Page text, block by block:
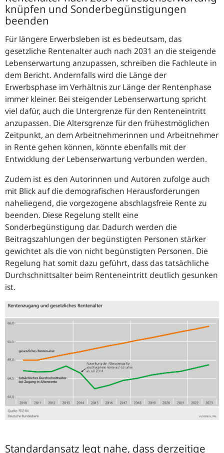
knüpfen und Sonderbegünstigungen
beenden
Für längere Erwerbsleben ist es bedeutsam, das
gesetzliche Rentenalter auch nach 2031 an die steigende
Lebenserwartung anzupassen, schreiben die Fachleute in
dem Bericht. Andernfalls wird die Länge der
Erwerbsphase im Verhältnis zur Länge der Rentenphase
immer kleiner. Bei steigender Lebenserwartung spricht
viel dafür, auch die Untergrenze für den Renteneintritt
anzupassen. Die Altersgrenze für den frühestmöglichen
Zeitpunkt, an dem Arbeitnehmerinnen und Arbeitnehmer
in Rente gehen können, könnte ebenfalls mit der
Entwicklung der Lebenserwartung verbunden werden.
Zudem ist es den Autorinnen und Autoren zufolge auch
mit Blick auf die demografischen Herausforderungen
naheliegend, die vorgezogene abschlagsfreie Rente zu
beenden. Diese Regelung stellt eine
Sonderbegünstigung dar. Dadurch werden die
Beitragszahlungen der begünstigten Personen stärker
gewichtet als die von nicht begünstigten Personen. Die
Regelung hat somit dazu geführt, dass das tatsächliche
Durchschnittsalter beim Renteneintritt deutlich gesunken
ist.
Standardansatz legt nahe, dass derzeitige